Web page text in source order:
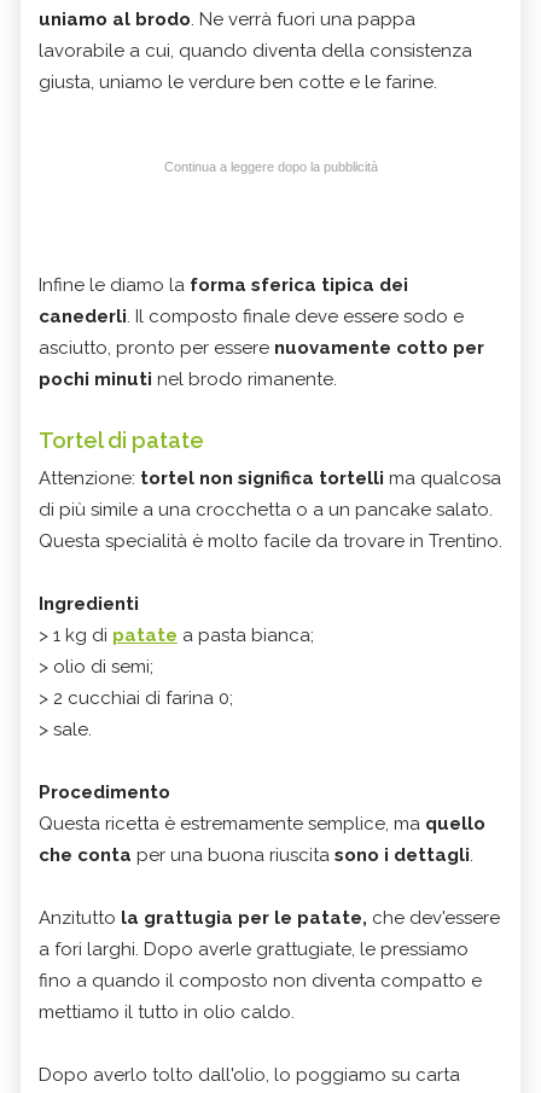
uniamo al brodo. Ne verrà fuori una pappa
lavorabile a cui, quando diventa della consistenza
giusta, uniamo le verdure ben cotte e le farine.
Continua a leggere dopo la pubblicità
Infine le diamo la forma sferica tipica dei
canederli. Il composto finale deve essere sodo e
asciutto, pronto per essere nuovamente cotto per
pochi minuti nel brodo rimanente.
Tortel di patate
Attenzione: tortel non significa tortelli ma qualcosa
di più simile a una crocchetta o a un pancake salato.
Questa specialità è molto facile da trovare in Trentino.
Ingredienti
> 1 kg di patate a pasta bianca;
> olio di semi;
> 2 cucchiai di farina 0;
> sale.
Procedimento
Questa ricetta è estremamente semplice, ma quello
che conta per una buona riuscita sono i dettagli.
Anzitutto la grattugia per le patate, che dev'essere
a fori larghi. Dopo averle grattugiate, le pressiamo
fino a quando il composto non diventa compatto e
mettiamo il tutto in olio caldo.
Dopo averlo tolto dall'olio, lo poggiamo su carta